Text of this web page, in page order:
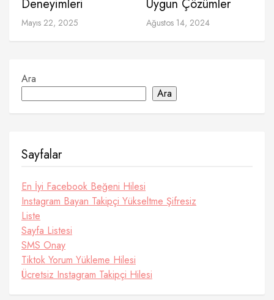
Deneyimleri
Mayıs 22, 2025
Uygun Çözümler
Ağustos 14, 2024
Ara
Ara
Sayfalar
En İyi Facebook Beğeni Hilesi
Instagram Bayan Takipçi Yükseltme Şifresiz
Liste
Sayfa Listesi
SMS Onay
Tiktok Yorum Yükleme Hilesi
Ücretsiz Instagram Takipçi Hilesi